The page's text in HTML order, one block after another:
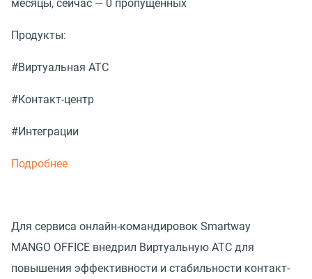
месяцы, сейчас — 0 пропущенных
Продукты:
#Виртуальная АТС
#Контакт-центр
#Интеграции
Подробнее
Для сервиса онлайн-командировок Smartway
MANGO OFFICE внедрил Виртуальную АТС для
повышения эффективности и стабильности контакт-